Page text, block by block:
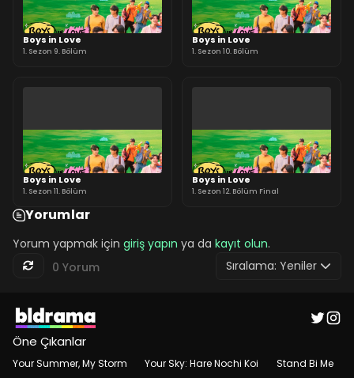
Boys in Love
1. Sezon 9. Bölüm
Boys in Love
1. Sezon 10. Bölüm
Boys in Love
1. Sezon 11. Bölüm
Boys in Love
1. Sezon 12. Bölüm Final
Yorumlar
Yorum yapmak için giriş yapın ya da kayıt olun.
0 Yorum
Sıralama: Yeniler
Öne Çıkanlar
Your Summer, My Storm Your Sky: Hare Nochi Koi Stand Bi Me